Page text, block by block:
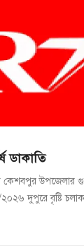
ডাকাতি
উপজেলার
দুপুরে বৃষ্টি